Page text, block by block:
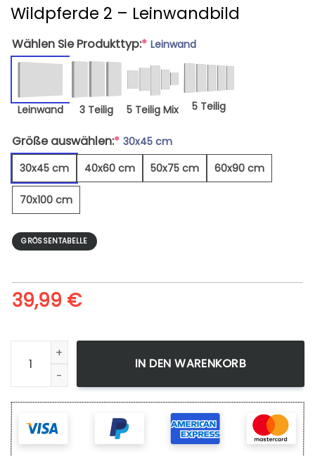
Wildpferde 2 – Leinwandbild
Wählen Sie Produkttyp:* Leinwand
Leinwand 3 Teilig 5 Teilig Mix 5 Teilig
Größe auswählen:* 30x45 cm
30x45 cm
40x60 cm 50x75 cm 60x90 cm
70x100 cm
GRÖSSENTABELLE
39,99 €
Wildpferde 2 - Leinwandbild Menge
IN DEN WARENKORB